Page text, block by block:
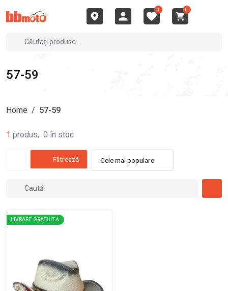
0 0
57-59
Home / 57-59
1 produs, 0 în stoc
Filtrează Cele mai populare
LIVRARE GRATUITĂ